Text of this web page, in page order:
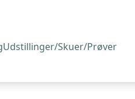
Udstillinger/Skuer/Prøver